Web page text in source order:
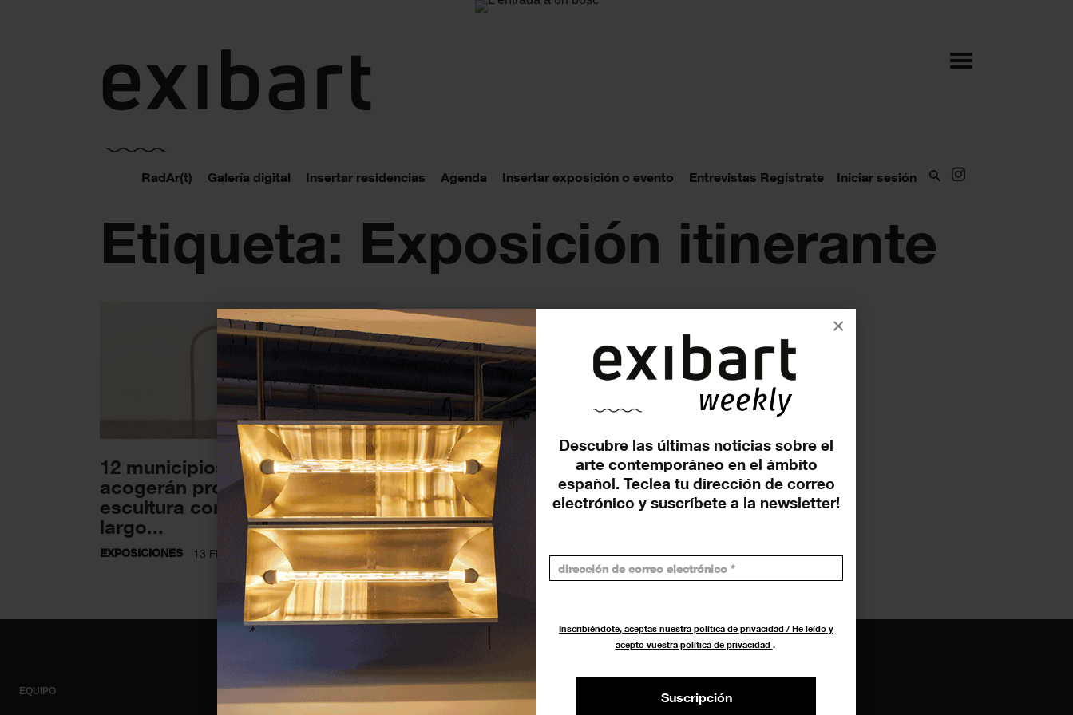
Descubre las últimas noticias sobre el
arte contemporáneo en el ámbito
español. Teclea tu dirección de correo
electrónico y suscríbete a la newsletter!
Inscribiéndote, aceptas nuestra política de privacidad / He leído y
acepto vuestra política de privacidad .
Suscripción
×
RadAr(t) Galería digital Insertar residencias Agenda Insertar exposición o evento Entrevistas Regístrate Iniciar sesión
Etiqueta: Exposición itinerante
12 municipios madrileños
acogerán propuestas de
escultura contemporánea a lo
largo...
EXPOSICIONES 13 FEBRERO 2024
EQUIPO